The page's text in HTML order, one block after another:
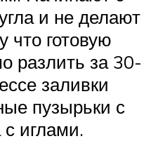
и не делают
что готовую
разлить за 30-
заливки
пузырьки с
иглами.